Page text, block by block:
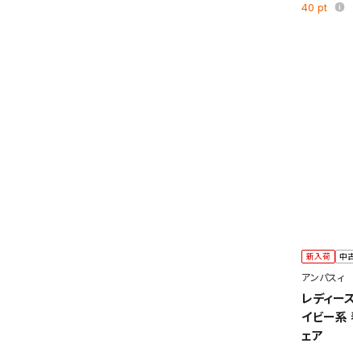
40 pt
新入荷 中
アンパスィ
レディー
イビー系
ェア
のアカ
保存
条